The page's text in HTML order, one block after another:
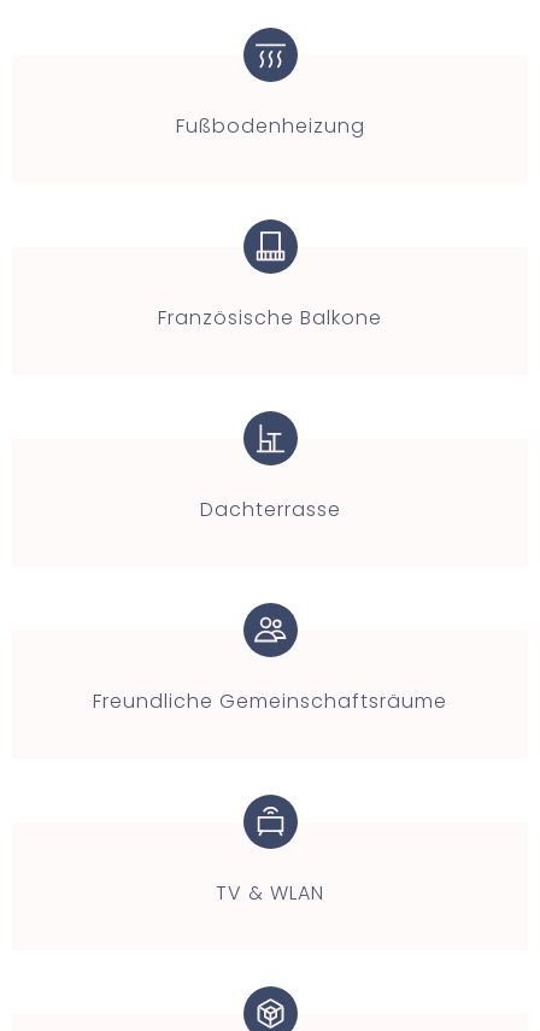
Fußbodenheizung
Französische Balkone
Dachterrasse
Freundliche Gemeinschaftsräume
TV & WLAN